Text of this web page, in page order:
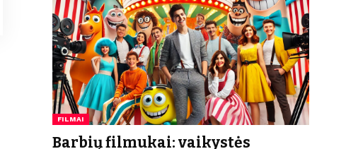
FILMAI
Barbių filmukai: vaikystės